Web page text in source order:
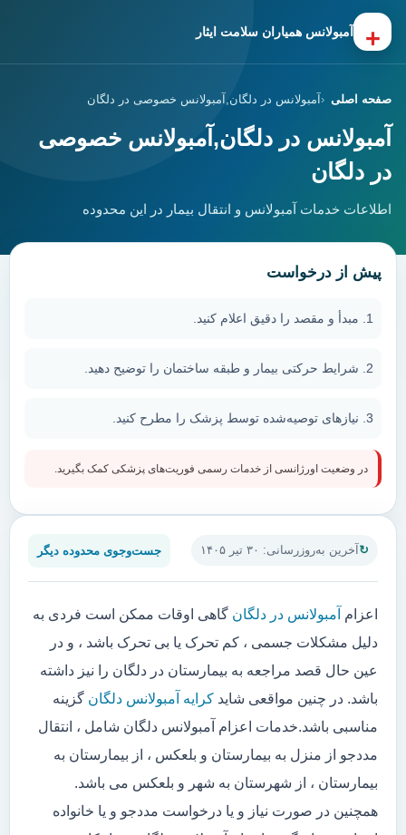
+ آمبولانس همیاران سلامت ایثار
صفحه اصلی آمبولانس در دلگان,آمبولانس خصوصی در دلگان
آمبولانس در دلگان,آمبولانس خصوصی
در دلگان
اطلاعات خدمات آمبولانس و انتقال بیمار در این محدوده
آخرین به‌روزرسانی: ۳۰ تیر ۱۴۰۵ جست‌وجوی محدوده دیگر
اعزام آمبولانس در دلگان گاهی اوقات ممکن است فردی به
دلیل مشکلات جسمی ، کم تحرک یا بی تحرک باشد ، و در
عین حال قصد مراجعه به بیمارستان در دلگان را نیز داشته
باشد. در چنین مواقعی شاید کرایه آمبولانس دلگان گزینه
مناسبی باشد.خدمات اعزام آمبولانس دلگان شامل ، انتقال
مددجو از منزل به بیمارستان و بلعکس ، از بیمارستان به
بیمارستان ، از شهرستان به شهر و بلعکس می باشد.
همچنین در صورت نیاز و یا درخواست مددجو و یا خانواده
پیش از درخواست
مبدأ و مقصد را دقیق اعلام کنید.
شرایط حرکتی بیمار و طبقه ساختمان را توضیح دهید.
نیازهای توصیه‌شده توسط پزشک را مطرح کنید.
در وضعیت اورژانسی از خدمات رسمی فوریت‌های پزشکی کمک بگیرید.